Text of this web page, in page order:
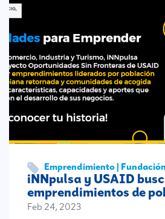
Emprendimiento |
iNNpulsa y USAID
emprendimientos de
Feb 24, 2023